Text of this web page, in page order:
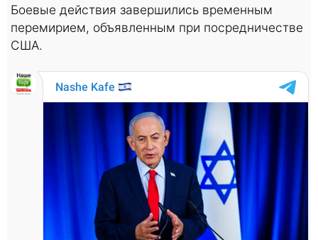
Боевые действия завершились временным
перемирием, объявленным при посредничестве
США.